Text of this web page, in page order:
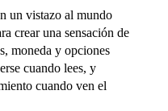
un vistazo al mundo
crear una sensación de
moneda y opciones
cuando lees, y
cuando ven el